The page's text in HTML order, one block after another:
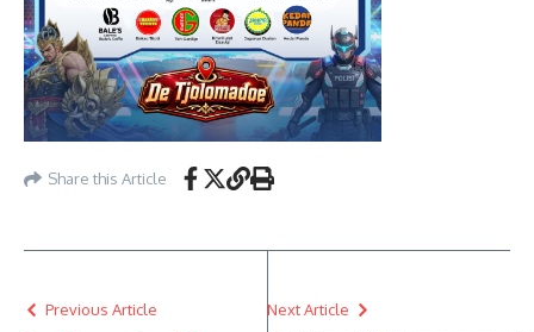
Share this Article
Previous Article Next Article